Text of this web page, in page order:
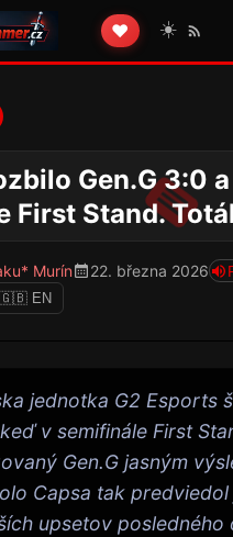
❤️ ☀️
Gen.G 3:0
First Stand.
Murín 22. března 2026
🇬🇧 EN
jednotka G2 Esports
v semifinále First
Gen.G jasným
Capsa tak predviedol
upsetov posledného